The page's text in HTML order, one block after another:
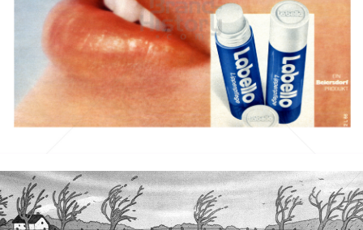
Labello Beiersdorf AG 1976